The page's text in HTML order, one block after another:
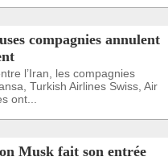
compagnies annulent
l’Iran, les compagnies
Turkish Airlines Swiss, Air
ont...
Musk fait son entrée